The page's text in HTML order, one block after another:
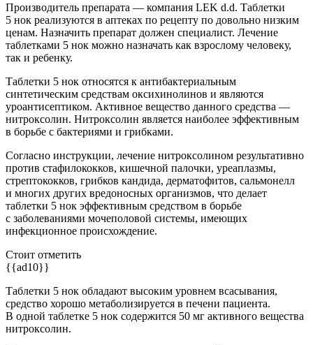
Производитель препарата — компания LEK d.d. Таблетки
5 нок реализуются в аптеках по рецепту по довольно низким
ценам. Назначить препарат должен специалист. Лечение
таблетками 5 нок можно назначать как взрослому человеку,
так и ребенку.
Таблетки 5 нок относятся к антибактериальным
синтетическим средствам оксихинолинов и являются
уроантисептиком. Активное вещество данного средства —
нитроксолин. Нитроксолин является наиболее эффективным
в борьбе с бактериями и грибками.
Согласно инструкции, лечение нитроксолином результативно
против стафилококков, кишечной палочки, уреаплазмы,
стрептококков, грибков кандида, дерматофитов, сальмонелл
и многих других вредоносных организмов, что делает
таблетки 5 нок эффективным средством в борьбе
с заболеваниями мочеполовой системы, имеющих
инфекционное происхождение.
Стоит отметить
{{ad10}}
Таблетки 5 нок обладают высоким уровнем всасывания,
средство хорошо метаболизируется в печени пациента.
В одной таблетке 5 нок содержится 50 мг активного вещества
нитроксолин.